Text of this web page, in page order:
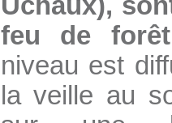
Uchaux),
feu de
niveau est
la veille au